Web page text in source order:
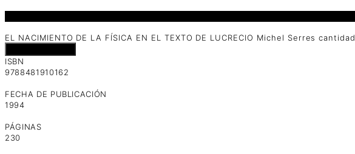
EL NACIMIENTO DE LA FÍSICA EN EL TEXTO DE LUCRECIO Michel Serres cantidad
ISBN
9788481910162
FECHA DE PUBLICACIÓN
1994
PÁGINAS
230